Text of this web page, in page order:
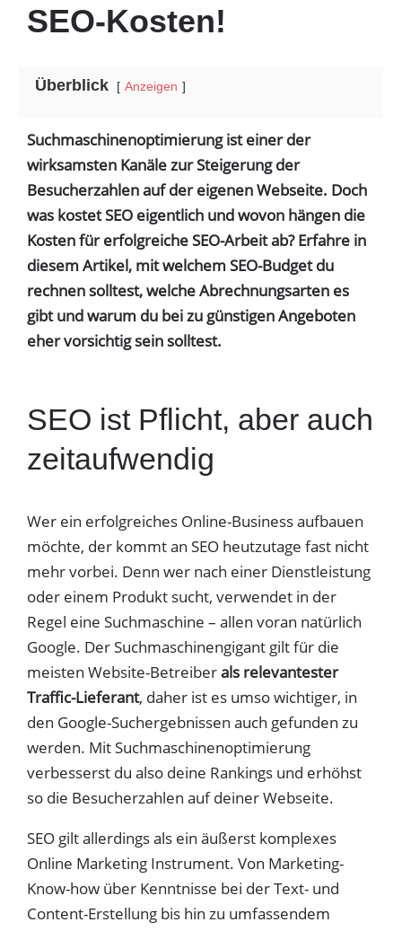
SEO-Kosten!
Überblick Anzeigen
Suchmaschinenoptimierung ist einer der
wirksamsten Kanäle zur Steigerung der
Besucherzahlen auf der eigenen Webseite. Doch
was kostet SEO eigentlich und wovon hängen die
Kosten für erfolgreiche SEO-Arbeit ab? Erfahre in
diesem Artikel, mit welchem SEO-Budget du
rechnen solltest, welche Abrechnungsarten es
gibt und warum du bei zu günstigen Angeboten
eher vorsichtig sein solltest.
SEO ist Pflicht, aber auch
zeitaufwendig
Wer ein erfolgreiches Online-Business aufbauen
möchte, der kommt an SEO heutzutage fast nicht
mehr vorbei. Denn wer nach einer Dienstleistung
oder einem Produkt sucht, verwendet in der
Regel eine Suchmaschine – allen voran natürlich
Google. Der Suchmaschinengigant gilt für die
meisten Website-Betreiberals relevantester
Traffic-Lieferant, daher ist es umso wichtiger, in
den Google-Suchergebnissen auch gefunden zu
werden. Mit Suchmaschinenoptimierung
verbesserst du also deine Rankings und erhöhst
so die Besucherzahlen auf deiner Webseite.
SEO gilt allerdings als ein äußerst komplexes
Online Marketing Instrument. Von Marketing-
Know-how über Kenntnisse bei der Text- und
Content-Erstellung bis hin zu umfassendem